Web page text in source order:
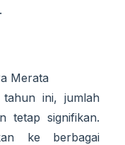
Merata
tahun ini, jumlah
tetap signifikan.
ke berbagai